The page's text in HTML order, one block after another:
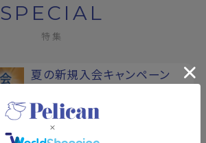
SPECIAL
特集
夏の新規入会キャンペーン
になる。新規会員登録で500ポイン
トプレゼント